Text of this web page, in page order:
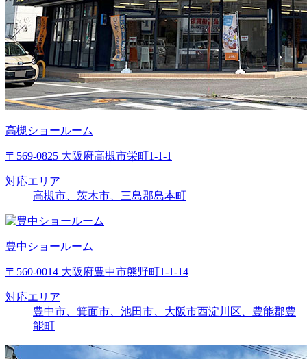
高槻ショールーム
〒569-0825 大阪府高槻市栄町1-1-1
対応エリア
高槻市、茨木市、三島郡島本町
豊中ショールーム
〒560-0014 大阪府豊中市熊野町1-1-14
対応エリア
豊中市、箕面市、池田市、大阪市西淀川区、豊能郡豊
能町